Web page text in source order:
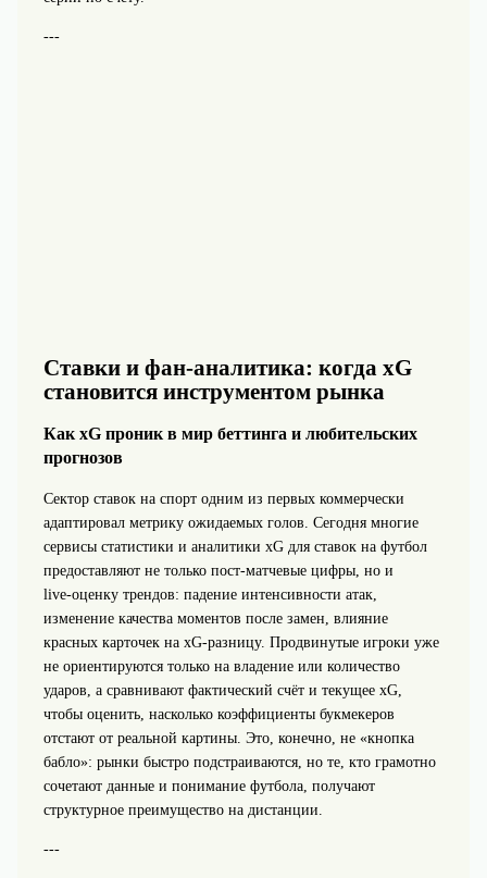
---
Ставки и фан‑аналитика: когда xG
становится инструментом рынка
Как xG проник в мир беттинга и любительских
прогнозов
Сектор ставок на спорт одним из первых коммерчески
адаптировал метрику ожидаемых голов. Сегодня многие
сервисы статистики и аналитики xG для ставок на футбол
предоставляют не только пост‑матчевые цифры, но и
live‑оценку трендов: падение интенсивности атак,
изменение качества моментов после замен, влияние
красных карточек на xG‑разницу. Продвинутые игроки уже
не ориентируются только на владение или количество
ударов, а сравнивают фактический счёт и текущее xG,
чтобы оценить, насколько коэффициенты букмекеров
отстают от реальной картины. Это, конечно, не «кнопка
бабло»: рынки быстро подстраиваются, но те, кто грамотно
сочетают данные и понимание футбола, получают
структурное преимущество на дистанции.
---